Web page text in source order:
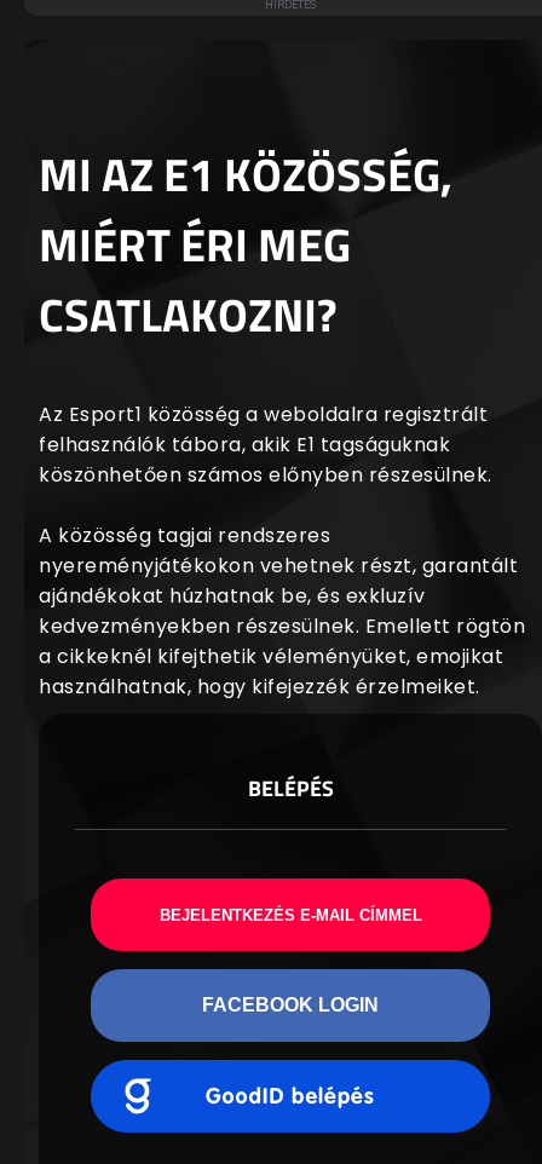
MI AZ E1 KÖZÖSSÉG,
MIÉRT ÉRI MEG
CSATLAKOZNI?
Az Esport1 közösség a weboldalra regisztrált
felhasználók tábora, akik E1 tagságuknak
köszönhetően számos előnyben részesülnek.
A közösség tagjai rendszeres
nyereményjátékokon vehetnek részt, garantált
ajándékokat húzhatnak be, és exkluzív
kedvezményekben részesülnek. Emellett rögtön
a cikkeknél kifejthetik véleményüket, emojikat
használhatnak, hogy kifejezzék érzelmeiket.
BELÉPÉS
BEJELENTKEZÉS E-MAIL CÍMMEL
FACEBOOK LOGIN